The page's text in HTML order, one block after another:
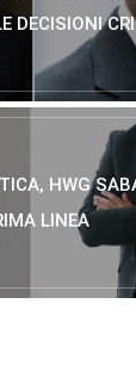
DECISIONI
HWG
LINEA